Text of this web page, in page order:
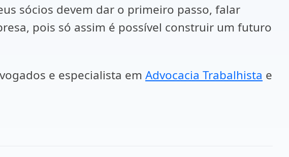
sócios devem dar o primeiro passo, falar
pois só assim é possível construir um futuro
e especialista em Advocacia Trabalhista e